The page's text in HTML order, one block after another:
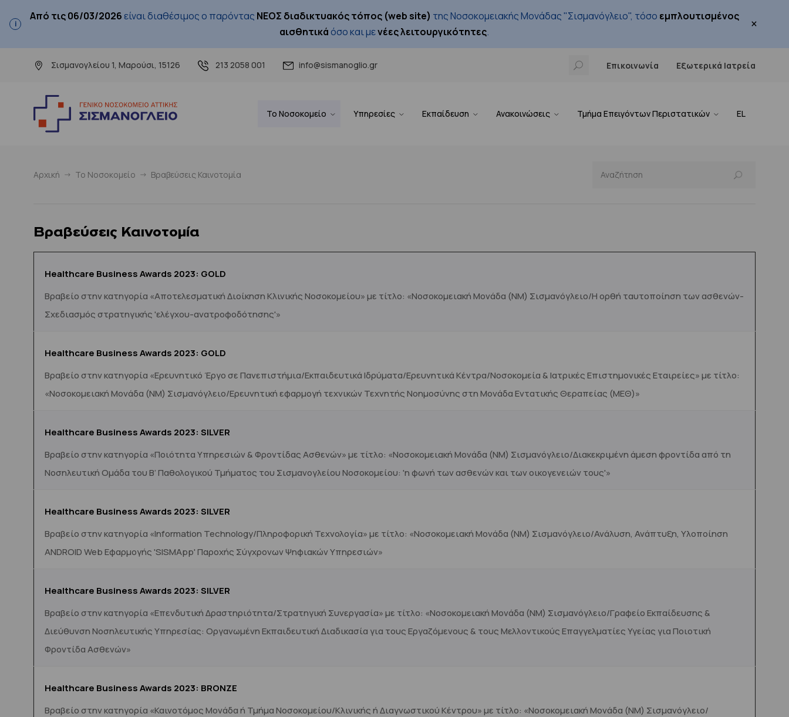
Από τις 06/03/2026 είναι διαθέσιμος ο παρόντας ΝΕΟΣ διαδικτυακός τόπος (web site) της Νοσοκομειακής Μονάδας "Σισμανόγλειο", τόσο εμπλουτισμένος
αισθητικάόσο και μενέες λειτουργικότητες. ×
Σισμανογλείου 1, Μαρούσι, 15126 213 2058 001 info@sismanoglio.gr Επικοινωνία Εξωτερικά Ιατρεία
Το Νοσοκομείο Υπηρεσίες Εκπαίδευση Ανακοινώσεις Τμήμα Επειγόντων Περιστατικών EL
Αρχική Το Νοσοκομείο Βραβεύσεις Καινοτομία
Βραβεύσεις Καινοτομία
Healthcare Business Awards 2023: GOLD
Βραβείο στην κατηγορία «Αποτελεσματική Διοίκηση Κλινικής Νοσοκομείου» με τίτλο: «Νοσοκομειακή Μονάδα (ΝΜ) Σισμανόγλειο/Η ορθή ταυτοποίηση των ασθενών-
Σχεδιασμός στρατηγικής 'ελέγχου-ανατροφοδότησης'»
Healthcare Business Awards 2023: GOLD
Βραβείο στην κατηγορία «Ερευνητικό Έργο σε Πανεπιστήμια/Εκπαιδευτικά Ιδρύματα/Ερευνητικά Κέντρα/Νοσοκομεία & Ιατρικές Επιστημονικές Εταιρείες» με τίτλο:
«Νοσοκομειακή Μονάδα (ΝΜ) Σισμανόγλειο/Ερευνητική εφαρμογή τεχνικών Τεχνητής Νοημοσύνης στη Μονάδα Εντατικής Θεραπείας (ΜΕΘ)»
Healthcare Business Awards 2023: SILVER
Βραβείο στην κατηγορία «Ποιότητα Υπηρεσιών & Φροντίδας Ασθενών» με τίτλο: «Νοσοκομειακή Μονάδα (ΝΜ) Σισμανόγλειο/Διακεκριμένη άμεση φροντίδα από τη
Nοσηλευτική Oμάδα του Β’ Παθολογικού Τμήματος του Σισμανογλείου Νοσοκομείου: 'η φωνή των ασθενών και των οικογενειών τους'»
Healthcare Business Awards 2023: SILVER
Βραβείο στην κατηγορία «Information Technology/Πληροφορική Τεχνολογία» με τίτλο: «Νοσοκομειακή Μονάδα (ΝΜ) Σισμανόγλειο/Ανάλυση, Ανάπτυξη, Υλοποίηση
ANDROID Web Εφαρμογής 'SISMApp' Παροχής Σύγχρονων Ψηφιακών Υπηρεσιών»
Healthcare Business Awards 2023: SILVER
Βραβείο στην κατηγορία «Επενδυτική Δραστηριότητα/Στρατηγική Συνεργασία» με τίτλο: «Νοσοκομειακή Μονάδα (ΝΜ) Σισμανόγλειο/Γραφείο Εκπαίδευσης &
Διεύθυνση Νοσηλευτικής Υπηρεσίας: Οργανωμένη Εκπαιδευτική Διαδικασία για τους Εργαζόμενους & τους Μελλοντικούς Επαγγελματίες Υγείας για Ποιοτική
Φροντίδα Ασθενών»
Healthcare Business Awards 2023: BRONZE
Βραβείο στην κατηγορία «Καινοτόμος Μονάδα ή Τμήμα Νοσοκομείου/Κλινικής ή Διαγνωστικού Κέντρου» με τίτλο: «Νοσοκομειακή Μονάδα (ΝΜ) Σισμανόγλειο/